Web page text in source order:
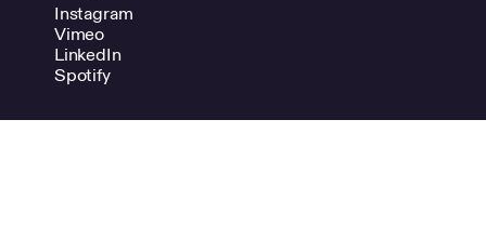
Instagram
Vimeo
LinkedIn
Spotify